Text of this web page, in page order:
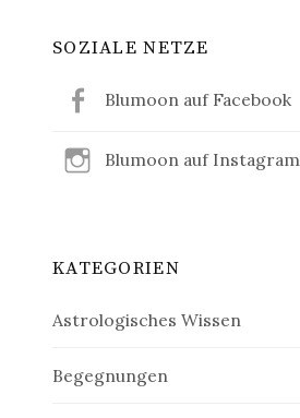
SOZIALE NETZE
Blumoon auf Facebook
Blumoon auf Instagram
KATEGORIEN
Astrologisches Wissen
Begegnungen